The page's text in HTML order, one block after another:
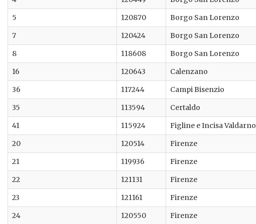
5
120870 Borgo San Lorenzo
7
120424 Borgo San Lorenzo
8
118608 Borgo San Lorenzo
16
120643 Calenzano
36
117244 Campi Bisenzio
35
113594 Certaldo
41
115924 Figline e Incisa Valdarno
20
120514 Firenze
21
119936 Firenze
22
121131 Firenze
23
121161 Firenze
24
120550 Firenze